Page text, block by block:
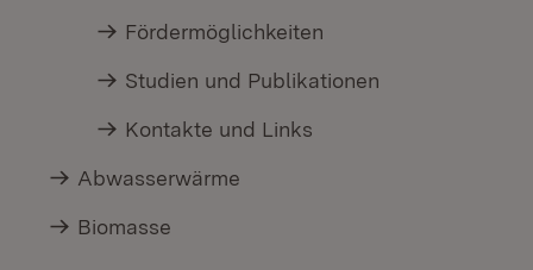
Fördermöglichkeiten
Studien und Publikationen
Kontakte und Links
Abwasserwärme
Biomasse